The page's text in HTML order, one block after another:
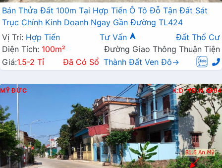
Bán Thửa Đất 100m Tại Hợp Tiến Ô Tô Đỗ Tận Đất Sát
Trục Chính Kinh Doanh Ngay Gần Đường TL424
Vị Trí: Hợp Tiến Tư Vấn
Đất Thổ Cư
Diện Tích: 100m²
Đường Giao Thông Thuận Tiện
Giá:1.5-2 Tỉ Đã Có Sổ Thành Đất Ven Đô→
MỸ ĐỨC K.D Đ.N 94